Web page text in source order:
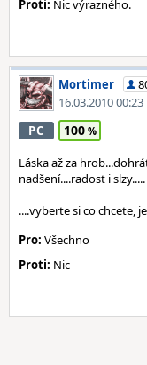
Proti: Nic výrazného.
Mortimer
16.03.2010 00:23
PC 100
Láska až za
nadšení....radost i slzy.....
....vyberte si co chcete,
Pro: Všechno
Proti: Nic